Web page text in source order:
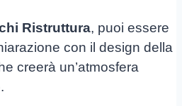
Ristruttura, puoi essere
con il design della
creerà un’atmosfera